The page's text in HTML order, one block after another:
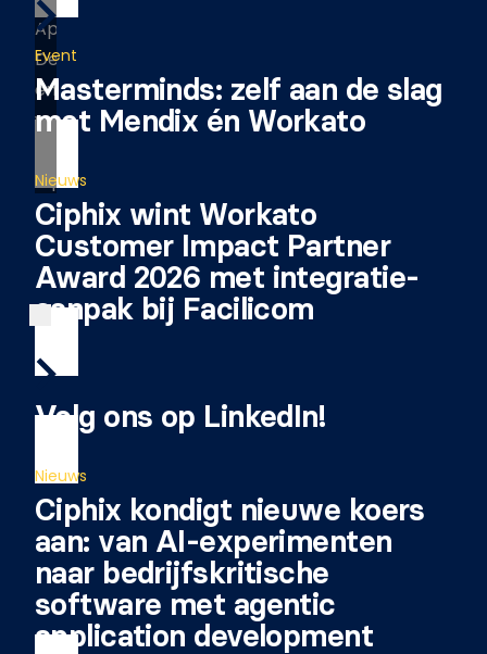
Event
Masterminds: zelf aan de slag
met Mendix én Workato
Nieuws
Ciphix wint Workato
Customer Impact Partner
Award 2026 met integratie-
aanpak bij Facilicom
Volg ons op LinkedIn!
Nieuws
Ciphix kondigt nieuwe koers
aan: van AI-experimenten
naar bedrijfskritische
software met agentic
application development